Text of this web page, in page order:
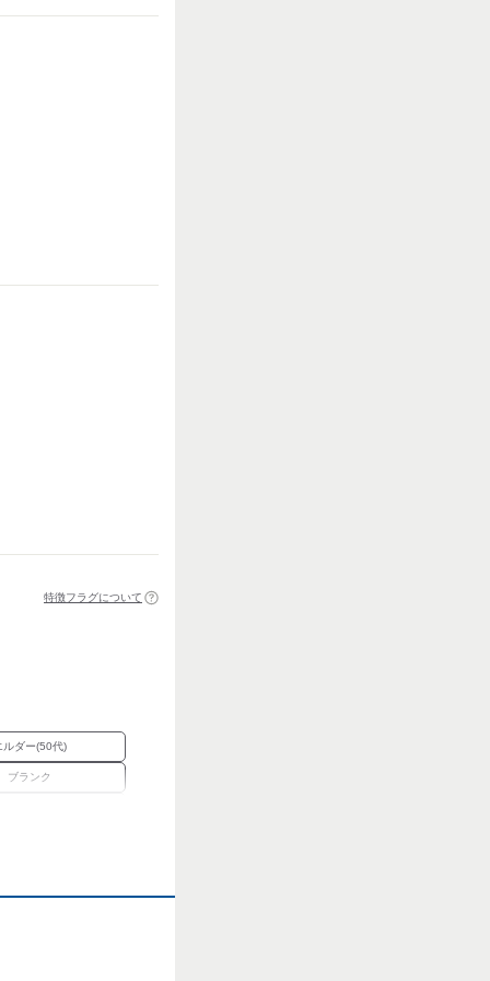
特徴フラグについて
ルダー(50代)
ブランク